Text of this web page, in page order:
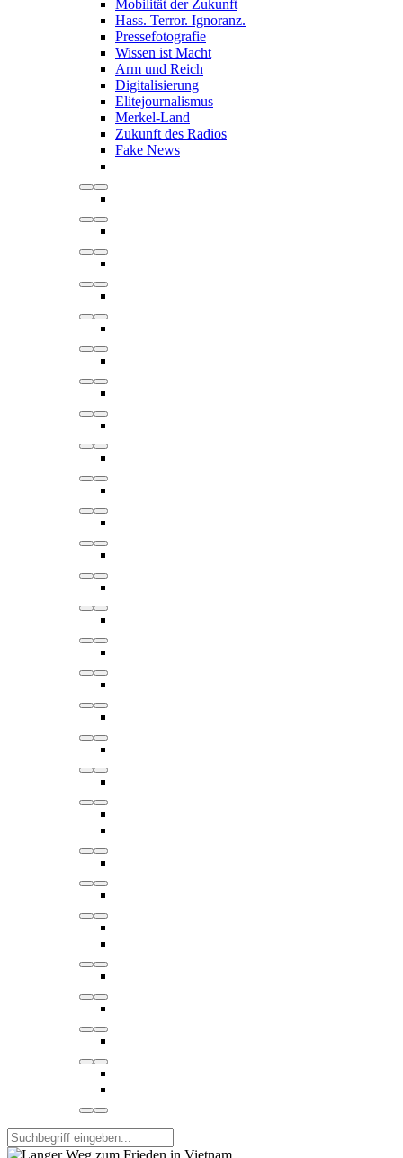
Mobilität der Zukunft
Hass. Terror. Ignoranz.
Pressefotografie
Wissen ist Macht
Arm und Reich
Digitalisierung
Elitejournalismus
Merkel-Land
Zukunft des Radios
Fake News